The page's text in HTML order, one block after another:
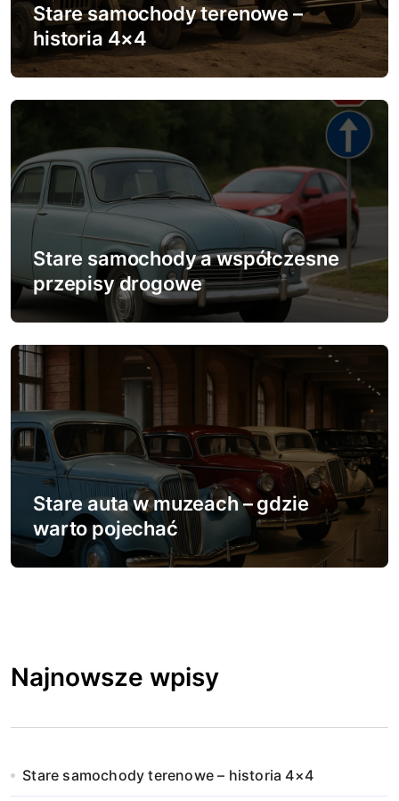
w
p
i
u
Stare samochody terenowe –
historia 4×4
Stare samochody a współczesne
przepisy drogowe
Stare auta w muzeach – gdzie
warto pojechać
Najnowsze wpisy
Stare samochody terenowe – historia 4×4